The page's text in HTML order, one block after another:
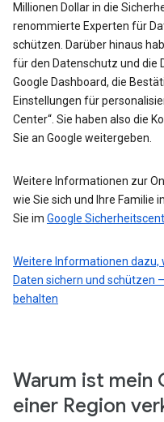
Millionen Dollar in die
renommierte Experten für
schützen. Darüber hinaus
für den Datenschutz und die
Google Dashboard, die
Einstellungen für
Center“. Sie haben also die
Sie an Google weitergeben.
Weitere Informationen zur
wie Sie sich und Ihre Familie
Sie im Google
Weitere Informationen dazu,
Daten sichern und schützen
behalten
Warum ist mein
einer Region